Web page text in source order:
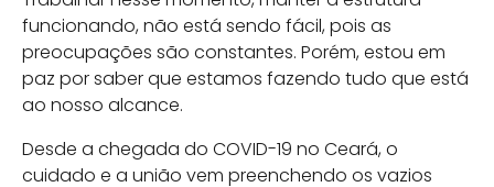
funcionando, não está sendo fácil, pois as
preocupações são constantes. Porém, estou em
paz por saber que estamos fazendo tudo que está
ao nosso alcance.
Desde a chegada do COVID-19 no Ceará, o
cuidado e a união vem preenchendo os vazios